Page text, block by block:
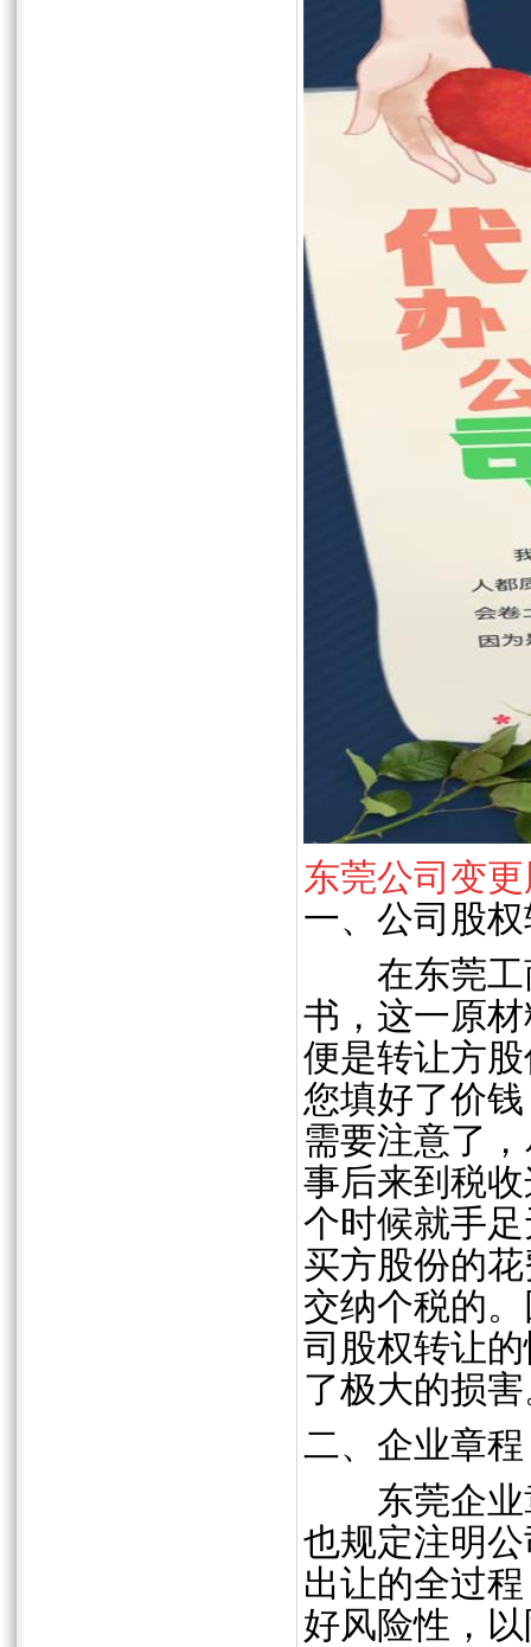
东莞公司变
一、公司股
在东莞工商
书，这一原
便是转让方
您填好了价
需要注意了
事后来到税
个时候就手
买方股份的
交纳个税的
司股权转让
了极大的损
二、企业章程
东莞企业章
也规定注明
出让的全过
好风险性，